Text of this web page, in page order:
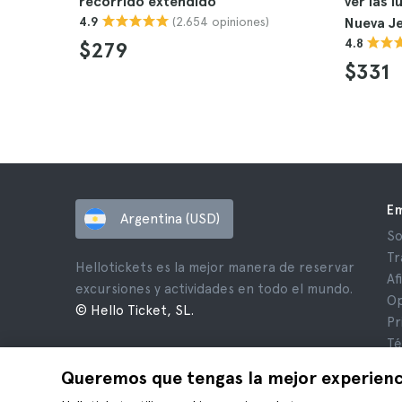
4.9 (2.654 opiniones)
$279
Nueva
4.8
$331
Queremos que tengas la mejor
Argentina (USD)
Hellotickets es la mejor manera de reservar
excursiones y actividades en todo el mundo.
© Hello Ticket, SL.